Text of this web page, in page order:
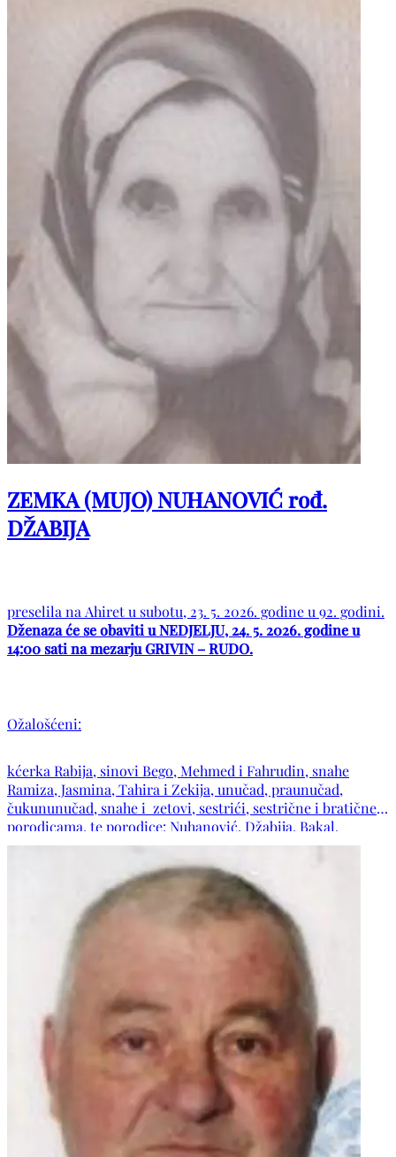
Bakal, Fazlibašić, Mališević, Bajraktarević, Biber, Ražanica,
Nuhanović, Đip, Šatara, Suljagić, Bjelić, Nuhanović,
Sinanović, Alihodžić, Hukara, Kokić, Zaimović, kao i ostala
mnogobrojna rodbina, prijatelji i komšije.
ZEMKA (MUJO) NUHANOVIĆ rođ.
DŽABIJA
preselila na Ahiret u subotu, 23. 5. 2026. godine u 92. godini.
Dženaza će se obaviti u NEDJELJU, 24. 5. 2026. godine u
14:00 sati na mezarju GRIVIN – RUDO.
Ožalošćeni:
kćerka Rabija, sinovi Bego, Mehmed i Fahrudin, snahe
Ramiza, Jasmina, Tahira i Zekija, unučad, praunučad,
čukununučad, snahe i zetovi, sestrići, sestrične i bratične s
porodicama, te porodice: Nuhanović, Džabija, Bakal,
Oglečevac, Zulčić, Durić, Avdić, Gaši, Kovačević, Halilović,
Hakalović, Subašić, Škrijelj, Delić, Mujkić, Repeša, Imšić,
Nogo, Biber, Pecikoza, Ražanica, Musić, Sinanović, Huskić,
Imamović, Husomanović, Salihović, Gojak, Šetkić, Kulović,
Kadrispahić, Ploskić, Demir, Smječanin, Nezirević, Šuman,
Ćoso, Đip, Musić, kao i ostala mnogobrojna rodbina,